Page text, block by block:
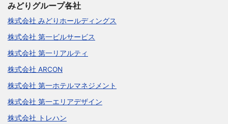
みどりグループ各社
株式会社 みどりホールディングス
株式会社 第一ビルサービス
株式会社 第一リアルティ
株式会社 ARCON
株式会社 第一ホテルマネジメント
株式会社 第一エリアデザイン
株式会社 トレハン